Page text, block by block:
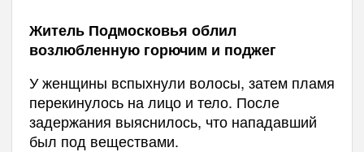
Житель Подмосковья облил
возлюбленную горючим и поджег
У женщины вспыхнули волосы, затем пламя
перекинулось на лицо и тело. После
задержания выяснилось, что нападавший
был под веществами.